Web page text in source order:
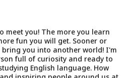
meet you! The more you learn
fun you will get. Sooner or
you into another world! I'm
full of curiosity and ready to
English language. How